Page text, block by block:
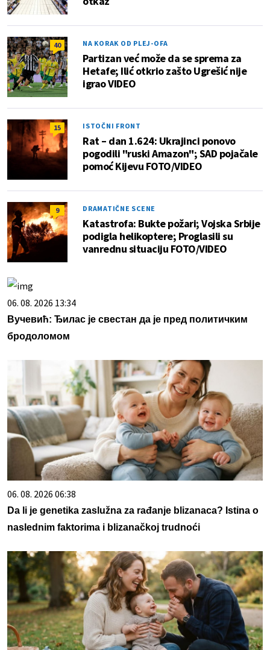
40 NA KORAK OD PLEJ-OFA
Partizan već može da se sprema za
Hetafe; Ilić otkrio zašto Ugrešić nije
igrao VIDEO
15 ISTOČNI FRONT
Rat – dan 1.624: Ukrajinci ponovo
pogodili "ruski Amazon"; SAD pojačale
pomoć Kijevu FOTO/VIDEO
9 DRAMATIČNE SCENE
Katastrofa: Bukte požari; Vojska Srbije
podigla helikoptere; Proglasili su
vanrednu situaciju FOTO/VIDEO
06. 08. 2026 13:34
Вучевић: Ђилас је свестан да је пред политичким
бродоломом
06. 08. 2026 06:38
Da li je genetika zaslužna za rađanje blizanaca? Istina o
naslednim faktorima i blizanačkoj trudnoći